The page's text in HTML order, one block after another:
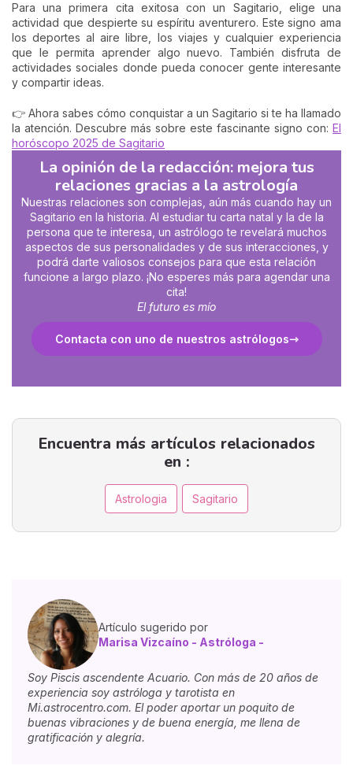
Para una primera cita exitosa con un Sagitario, elige una
actividad que despierte su espíritu aventurero. Este signo ama
los deportes al aire libre, los viajes y cualquier experiencia
que le permita aprender algo nuevo. También disfruta de
actividades sociales donde pueda conocer gente interesante
y compartir ideas.
👉 Ahora sabes cómo conquistar a un Sagitario si te ha llamado
la atención. Descubre más sobre este fascinante signo con: El
horóscopo 2025 de Sagitario
La opinión de la redacción: mejora tus
relaciones gracias a la astrología
Nuestras relaciones son complejas, aún más cuando hay un
Sagitario en la historia. Al estudiar tu carta natal y la de la
persona que te interesa, un astrólogo te revelará muchos
aspectos de sus personalidades y de sus interacciones, y
podrá darte valiosos consejos para que esta relación
funcione a largo plazo. ¡No esperes más para agendar una
cita!
El futuro es mío
Contacta con uno de nuestros astrólogos
Encuentra más artículos relacionados
en :
Astrologia Sagitario
Artículo sugerido por
Marisa Vizcaíno - Astróloga -
Soy Piscis ascendente Acuario. Con más de 20 años de
experiencia soy astróloga y tarotista en
Mi.astrocentro.com. El poder aportar un poquito de
buenas vibraciones y de buena energía, me llena de
gratificación y alegría.